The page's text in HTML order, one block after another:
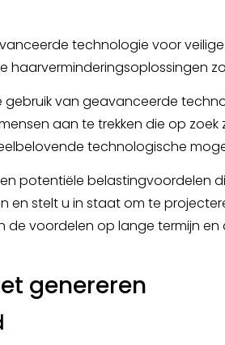
technologie voor
haarverminderingsoplossingen
van geavanceerde
aan te trekken die op
technologische
potentiële belastingvoordelen
stelt u in staat om te
de voordelen op lange termijn
genereren